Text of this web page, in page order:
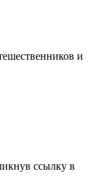
и
ссылку в